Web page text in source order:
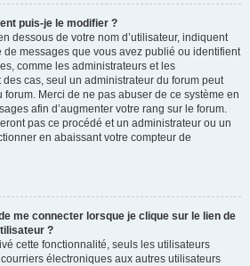
puis-je le modifier ?
dessous de votre nom d’utilisateur, indiquent
messages que vous avez publié ou identifient
comme les administrateurs et les
cas, seul un administrateur du forum peut
Merci de ne pas abuser de ce système en
afin d’augmenter votre rang sur le forum.
pas ce procédé et un administrateur ou un
en abaissant votre compteur de
me connecter lorsque je clique sur le lien de
?
cette fonctionnalité, seuls les utilisateurs
électroniques aux autres utilisateurs